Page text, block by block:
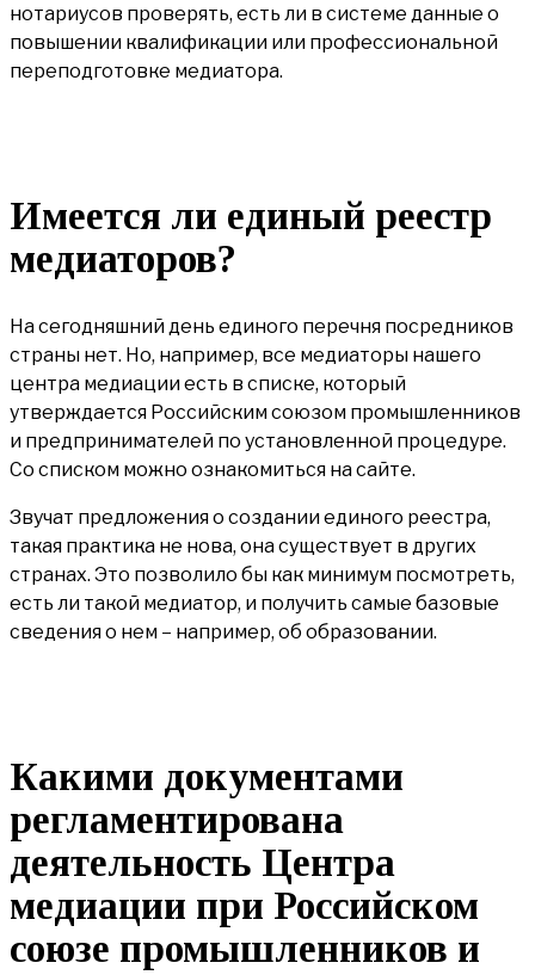
нотариусов проверять, есть ли в системе данные о
повышении квалификации или профессиональной
переподготовке медиатора.
Имеется ли единый реестр
медиаторов?
На сегодняшний день единого перечня посредников
страны нет. Но, например, все медиаторы нашего
центра медиации есть в списке, который
утверждается Российским союзом промышленников
и предпринимателей по установленной процедуре.
Со списком можно ознакомиться на сайте.
Звучат предложения о создании единого реестра,
такая практика не нова, она существует в других
странах. Это позволило бы как минимум посмотреть,
есть ли такой медиатор, и получить самые базовые
сведения о нем – например, об образовании.
Какими документами
регламентирована
деятельность Центра
медиации при Российском
союзе промышленников и